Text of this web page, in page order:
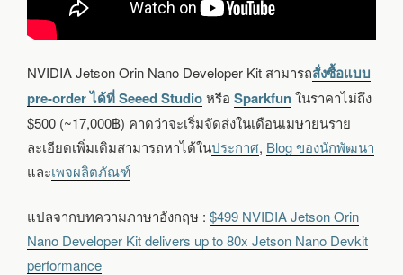
NVIDIA Jetson Orin Nano Developer Kit สามารถสั่งซื้อแบบ
pre-order ได้ที่ Seeed Studioหรือ Sparkfunในราคาไม่ถึง
$500 (~17,000฿) คาดว่าจะเริ่มจัดส่งในเดือนเมษายนราย
ละเอียดเพิ่มเติมสามารถหาได้ในประกาศ, Blog ของนักพัฒนา
และเพจผลิตภัณฑ์
แปลจากบทความภาษาอังกฤษ : $499 NVIDIA Jetson Orin
Nano Developer Kit delivers up to 80x Jetson Nano Devkit
performance